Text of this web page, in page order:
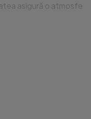
asigură o